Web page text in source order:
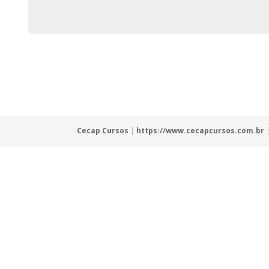
Cecap Cursos | https://www.cecapcursos.com.br|